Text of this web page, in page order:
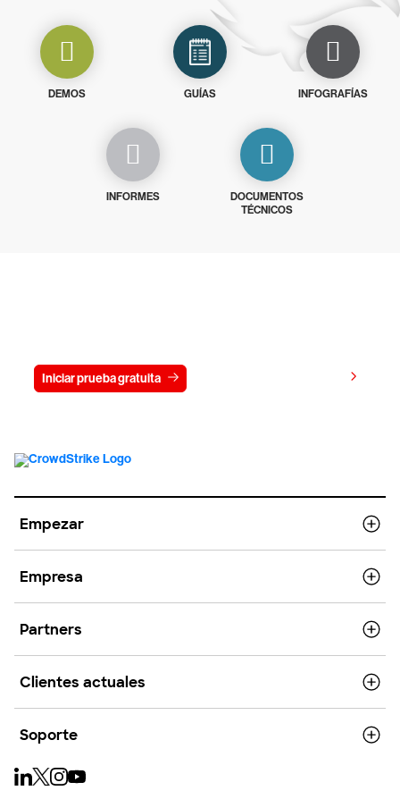
DEMOS GUÍAS INFOGRAFÍAS
INFORMES
DOCUMENTOS
TÉCNICOS
Iniciar prueba gratuita
Empezar
Empresa
Partners
Clientes actuales
Soporte